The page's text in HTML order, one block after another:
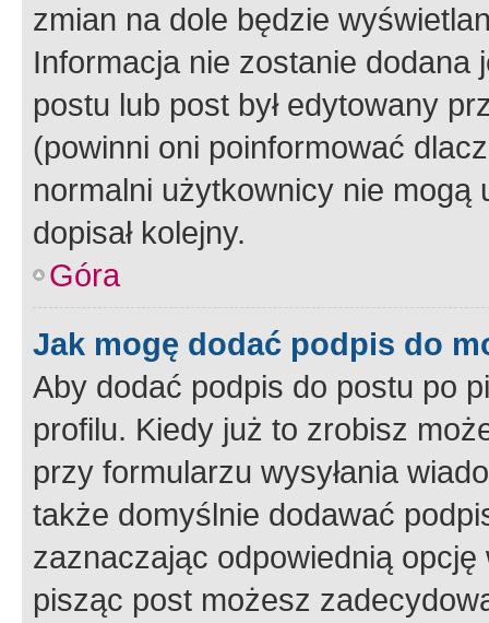
zmian na dole będzie
Informacja nie zostanie dodana
postu lub post był edytowany
(powinni oni poinformować
normalni użytkownicy nie
dopisał kolejny.
Góra
Jak mogę dodać podpis do
Aby dodać podpis do postu po
profilu. Kiedy już to zrobisz
przy formularzu wysyłania
także domyślnie dodawać
zaznaczając odpowiednią
pisząc post możesz